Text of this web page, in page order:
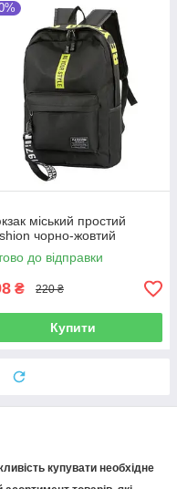
міський простий
чорно-жовтий
до відправки
₴ 220 ₴
Купити
купувати необхідне